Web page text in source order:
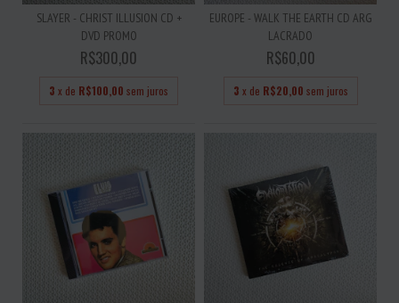
SLAYER - CHRIST ILLUSION CD +
DVD PROMO
R$300,00
3 x de R$100,00 sem juros
EUROPE - WALK THE EARTH CD ARG
LACRADO
R$60,00
3 x de R$20,00 sem juros